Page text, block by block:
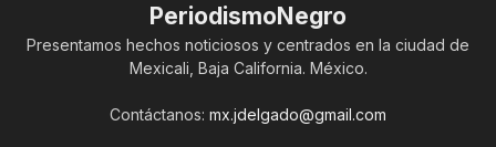
PeriodismoNegro
Presentamos hechos noticiosos y centrados en la ciudad de
Mexicali, Baja California. México.
Contáctanos: mx.jdelgado@gmail.com